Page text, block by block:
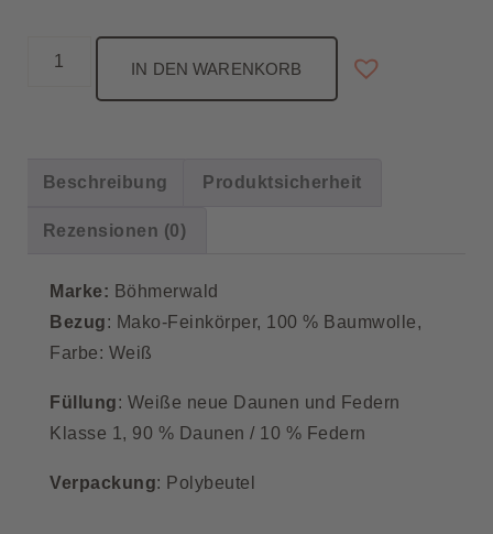
IN DEN WARENKORB
Beschreibung Produktsicherheit
Rezensionen (0)
Marke: Böhmerwald
Bezug: Mako-Feinkörper, 100 % Baumwolle,
Farbe: Weiß
Füllung: Weiße neue Daunen und Federn
Klasse 1, 90 % Daunen / 10 % Federn
Verpackung: Polybeutel